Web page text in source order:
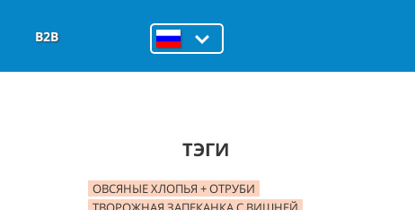
B2B
ТЭГИ
ОВСЯНЫЕ ХЛОПЬЯ + ОТРУБИ